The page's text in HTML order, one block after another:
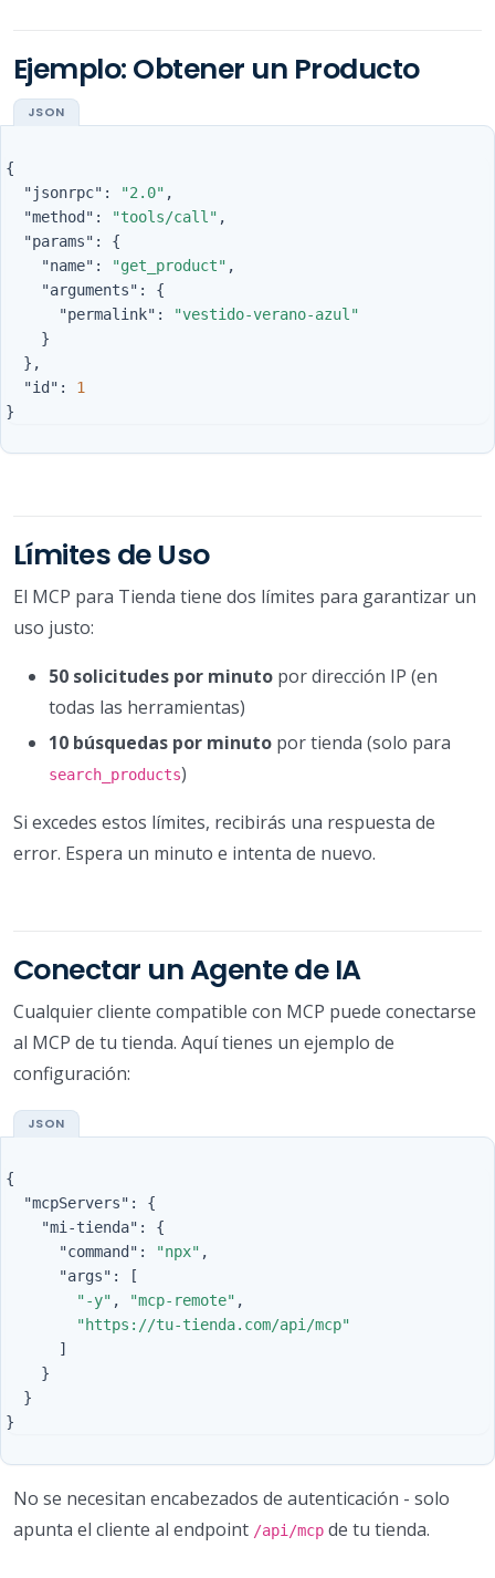
Ejemplo: Obtener un Producto
{
"jsonrpc" : "2.0" ,
"method" : "tools/call" ,
"params" :
{
"name" : "get_product" ,
"arguments" :
{
"permalink" :
"vestido-verano-azul"
}
},
"id" :
1
}
Límites de Uso
El MCP para Tienda tiene dos límites para garantizar un
uso justo:
50 solicitudes por minuto por dirección IP (en
todas las herramientas)
10 búsquedas por minuto por tienda (solo para
search_products)
Si excedes estos límites, recibirás una respuesta de
error. Espera un minuto e intenta de nuevo.
Conectar un Agente de IA
Cualquier cliente compatible con MCP puede conectarse
al MCP de tu tienda. Aquí tienes un ejemplo de
configuración:
{
"mcpServers" :
{
"mi-tienda" :
{
"command" : "npx" ,
"args" :
[
"-y" , "mcp-remote" ,
"https://tu-tienda.com/api/mcp"
]
}
}
}
No se necesitan encabezados de autenticación - solo
apunta el cliente al endpoint /api/mcp de tu tienda.